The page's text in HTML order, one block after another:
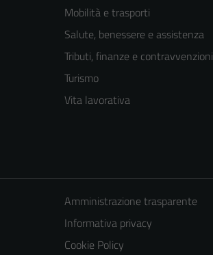
Mobilità e trasporti
Salute, benessere e assistenza
Tributi, finanze e contravvenzioni
Turismo
Vita lavorativa
Amministrazione trasparente
Informativa privacy
Cookie Policy